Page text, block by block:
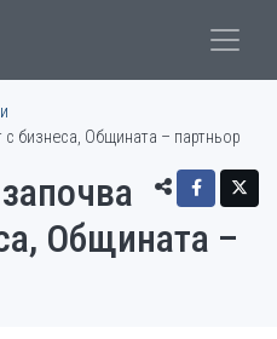
с бизнеса, Общината – партньор
Общината –